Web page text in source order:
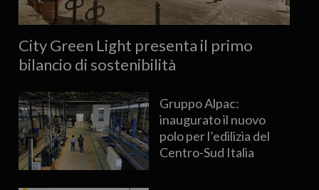
City Green Light presenta il primo
bilancio di sostenibilità
Gruppo Alpac:
inaugurato il nuovo
polo per l’edilizia del
Centro-Sud Italia